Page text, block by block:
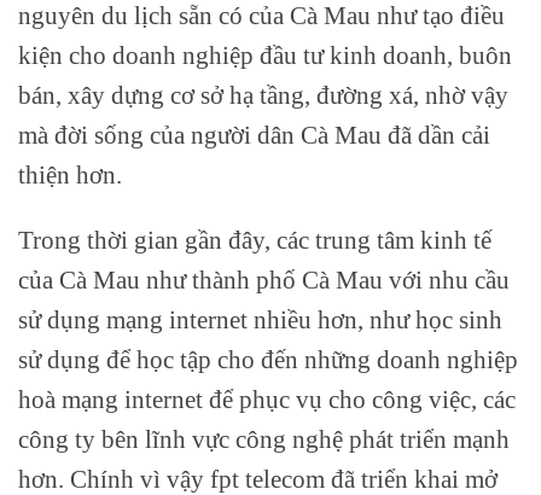
nguyên du lịch sẵn có của Cà Mau như tạo điều
kiện cho doanh nghiệp đầu tư kinh doanh, buôn
bán, xây dựng cơ sở hạ tầng, đường xá, nhờ vậy
mà đời sống của người dân Cà Mau đã dần cải
thiện hơn.
Trong thời gian gần đây, các trung tâm kinh tế
của Cà Mau như thành phố Cà Mau với nhu cầu
sử dụng mạng internet nhiều hơn, như học sinh
sử dụng để học tập cho đến những doanh nghiệp
hoà mạng internet để phục vụ cho công việc, các
công ty bên lĩnh vực công nghệ phát triển mạnh
hơn. Chính vì vậy fpt telecom đã triển khai mở